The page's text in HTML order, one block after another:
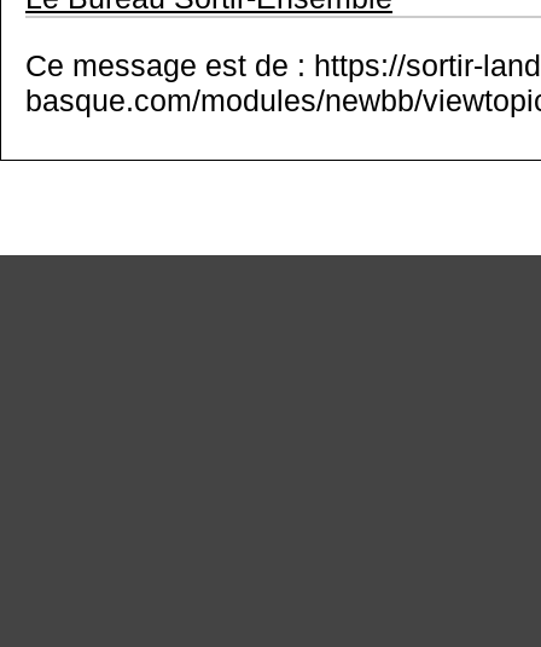
Ce message est de : https://sortir-
basque.com/modules/newbb/